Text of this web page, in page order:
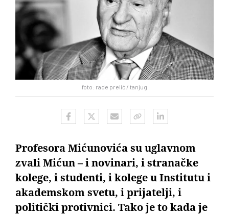
foto: rade prelić / tanjug
Profesora Mićunovića su uglavnom
zvali Mićun – i novinari, i stranačke
kolege, i studenti, i kolege u Institutu i
akademskom svetu, i prijatelji, i
politički protivnici. Tako je to kada je